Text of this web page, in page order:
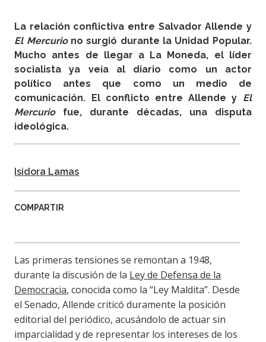
La relación conflictiva entre Salvador Allende y
El Mercuriono surgió durante la Unidad Popular.
Mucho antes de llegar a La Moneda, el líder
socialista ya veía al diario como un actor
político antes que como un medio de
comunicación. El conflicto entre Allende y El
Mercuriofue, durante décadas, una disputa
ideológica.
Isidora Lamas
COMPARTIR
Las primeras tensiones se remontan a 1948,
durante la discusión de la Ley de Defensa de la
Democracia, conocida como la “Ley Maldita”. Desde
el Senado, Allende criticó duramente la posición
editorial del periódico, acusándolo de actuar sin
imparcialidad y de representar los intereses de los